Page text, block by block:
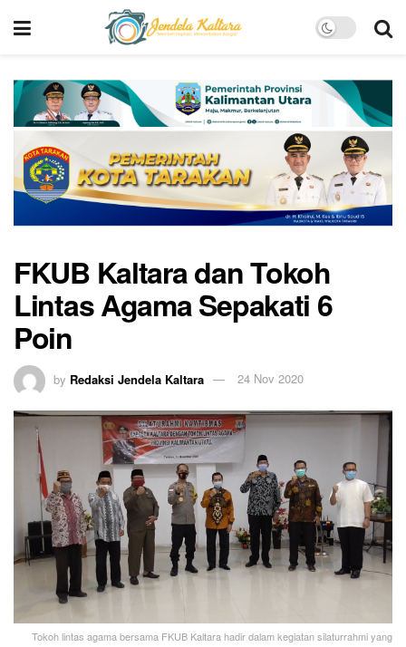
FKUB Kaltara dan Tokoh
Lintas Agama Sepakati 6
Poin
by Redaksi Jendela Kaltara 24 Nov 2020
Tokoh lintas agama bersama FKUB Kaltara hadir dalam kegiatan silaturrahmi yang